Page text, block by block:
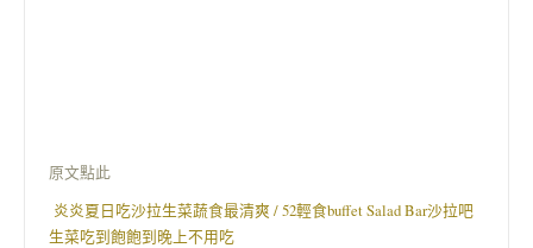
原文點此
炎炎夏日吃沙拉生菜蔬食最清爽 / 52輕食buffet Salad Bar沙拉吧
生菜吃到飽飽到晚上不用吃